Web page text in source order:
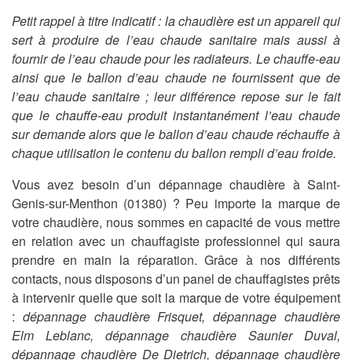
Petit rappel à titre indicatif : la chaudière est un appareil qui
sert à produire de l’eau chaude sanitaire mais aussi à
fournir de l’eau chaude pour les radiateurs. Le chauffe-eau
ainsi que le ballon d’eau chaude ne fournissent que de
l’eau chaude sanitaire ; leur différence repose sur le fait
que le chauffe-eau produit instantanément l’eau chaude
sur demande alors que le ballon d’eau chaude réchauffe à
chaque utilisation le contenu du ballon rempli d’eau froide.
Vous avez besoin d’un dépannage chaudière à Saint-
Genis-sur-Menthon (01380) ? Peu importe la marque de
votre chaudière, nous sommes en capacité de vous mettre
en relation avec un chauffagiste professionnel qui saura
prendre en main la réparation. Grâce à nos différents
contacts, nous disposons d’un panel de chauffagistes prêts
à intervenir quelle que soit la marque de votre équipement
: dépannage chaudière Frisquet, dépannage chaudière
Elm Leblanc, dépannage chaudière Saunier Duval,
dépannage chaudière De Dietrich, dépannage chaudière